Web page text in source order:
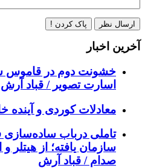
ارسال نظر پاک کردن !
آخرین اخبار
خشونت دوم در قاموس
اسارت تصویر / قباد آرش
معادلات کوردی و آینده
تاملی درباب
سازمان یافتە؛ از هیتلر
صدام / قباد آرش